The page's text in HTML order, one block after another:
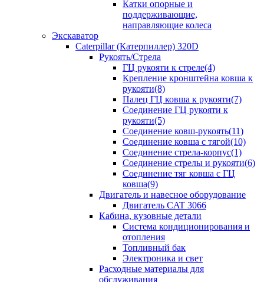
Катки опорные и
поддерживающие,
направляющие колеса
Экскаватор
Caterpillar (Катерпиллер) 320D
Рукоять/Стрела
ГЦ рукояти к стреле(4)
Крепление кронштейна ковша к
рукояти(8)
Палец ГЦ ковша к рукояти(7)
Соединение ГЦ рукояти к
рукояти(5)
Соединение ковш-рукоять(11)
Соединение ковша с тягой(10)
Соединение стрела-корпус(1)
Соединение стрелы и рукояти(6)
Соединение тяг ковша с ГЦ
ковша(9)
Двигатель и навесное оборудование
Двигатель CAT 3066
Кабина, кузовные детали
Система кондиционирования и
отопления
Топливный бак
Электроника и свет
Расходные материалы для
обслуживания